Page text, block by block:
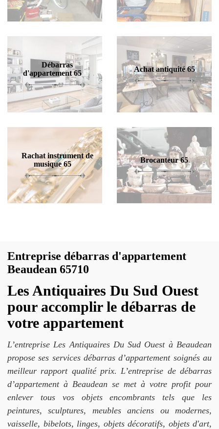
Débarras
d'appartement 65
Achat antiquité 65
Rachat instrument de
musique 65
Brocanteur 65
Entreprise débarras d'appartement
Beaudean 65710
Les Antiquaires Du Sud Ouest
pour accomplir le débarras de
votre appartement
L’entreprise Les Antiquaires Du Sud Ouest à Beaudean
propose ses services débarras d’appartement soignés au
meilleur rapport qualité prix. L’entreprise de débarras
d’appartement à Beaudean se met à votre profit pour
enlever tous vos objets encombrants tels que les
peintures, sculptures, meubles anciens ou modernes,
vaisselle, bibelots, linges, objets décoratifs, objets d'art,